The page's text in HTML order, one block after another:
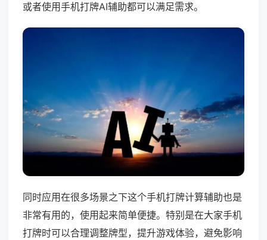
或者使用手机打牌AI辅助都可以满足需求。
同时应用在很多场景之下这个手机打牌计算辅助也是
非常有用的，使用起来简单便捷。特别是在大家手机
打牌时可以合理调整牌型，提升游戏体验，避免影响